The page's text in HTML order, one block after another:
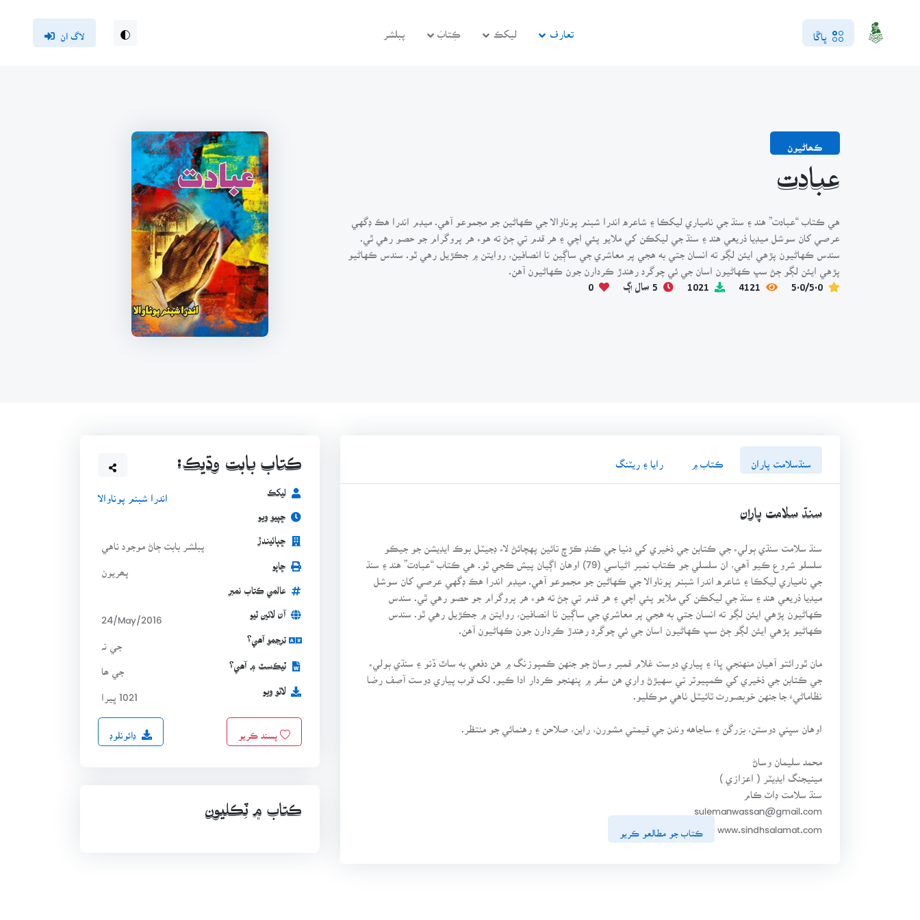
ڀاڱا تعارف ليکڪ ڪِتابَ پبلشر لاگ ان
ڪھاڻيون
عبادت
هي ڪتاب “عبادت” هند ۽ سنڌ جي نامياري ليکڪا ۽ شاعره اندرا شبنم پوناوالا جي ڪهاڻين جو مجموعو آهي. ميڊم اندرا هڪ ڊگهي
عرصي کان سوشل ميڊيا ذريعي هند ۽ سنڌ جي ليکڪن کي ملايو پئي اچي ۽ هر قدم تي ڄڻ ته هوء هر پروگرام جو حصو رهي ٿي.
سندس ڪهاڻيون پڙهي ايئن لڳو ته انسان جتي به هجي پر معاشري جي ساڳين نا انصافين، روايتن ۾ جڪڙيل رهي ٿو. سندس ڪهاڻيو
پڙهي ايئن لڳو ڄڻ سڀ ڪهاڻيون اسان جي ئي چوگرد رهندڙ ڪردارن جون ڪهاڻيون آهن.
5.0/5.0
4121
1021 5 سال اڳ 0
سنڌسلامت پاران ڪتاب ۾ رايا ۽ ريٽنگ
سنڌ سلامت پاران
سنڌ سلامت سنڌي ٻوليء جي ڪتابن جي ذخيري کي دنيا جي ڪنڊ ڪڙڇ تائين پهچائڻ لاء ڊجيٽل بوڪ ايڊيشن جو جيڪو
سلسلو شروع ڪيو آهي، ان سلسلي جو ڪتاب نمبر اڻياسي (79) اوهان اڳيان پيش ڪجي ٿو. هي ڪتاب “عبادت” هند ۽ سنڌ
جي نامياري ليکڪا ۽ شاعره اندرا شبنم پوناوالا جي ڪهاڻين جو مجموعو آهي. ميڊم اندرا هڪ ڊگهي عرصي کان سوشل
ميڊيا ذريعي هند ۽ سنڌ جي ليکڪن کي ملايو پئي اچي ۽ هر قدم تي ڄڻ ته هوء هر پروگرام جو حصو رهي ٿي. سندس
ڪهاڻيون پڙهي ايئن لڳو ته انسان جتي به هجي پر معاشري جي ساڳين نا انصافين، روايتن ۾ جڪڙيل رهي ٿو. سندس
ڪهاڻيو پڙهي ايئن لڳو ڄڻ سڀ ڪهاڻيون اسان جي ئي چوگرد رهندڙ ڪردارن جون ڪهاڻيون آهن.
مان ٿورائتو آهيان منهنجي ڀاءُ ۽ پياري دوست غلام قمبر وساڻ جو جنهن ڪمپوزنگ ۾ هن دفعي به ساٿ ڏنو ۽ سنڌي ٻوليء
جي ڪتابن جي ذخيري کي ڪمپيوٽر تي سهيڙڻ واري هن سفر ۾ پنهنجو ڪردار ادا ڪيو. لک قرب پياري دوست آصف رضا
نظاماڻيءَ جا جنهن خوبصورت ٽائيٽل ٺاهي موڪليو.
اوهان سڀني دوستن، بزرگن ۽ ساڃاهه وندن جي قيمتي مشورن، راين، صلاحن ۽ رهنمائي جو منتظر.
محمد سليمان وساڻ
مينيجنگ ايڊيٽر ( اعزازي )
سنڌ سلامت ڊاٽ ڪام
sulemanwassan@gmail.com
www.sindhsalamat.com
ڪتاب جو مطالعو ڪريو
ڪتاب بابت وڌيڪ:
ليکڪ اندرا شبنم پوناوالا
ڇپيو ويو
ڇپائيندڙ پبلشر بابت ڄاڻ موجود ناهي
ڇاپو
عالمي ڪتاب نمبر
آن لائين ٿيو 24/May/2016
ترجمو آھي؟
ٽيڪسٽ ۾ آھي؟ جي ھا
لاٿو ويو 1021 ڀيرا
پسند ڪريو ڊائونلوڊ
ڪتاب ۾ ٽِڪليون